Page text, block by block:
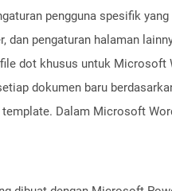
pengguna spesifik
pengaturan halaman
dot khusus untuk Microsoft
dokumen baru
Dalam Microsoft